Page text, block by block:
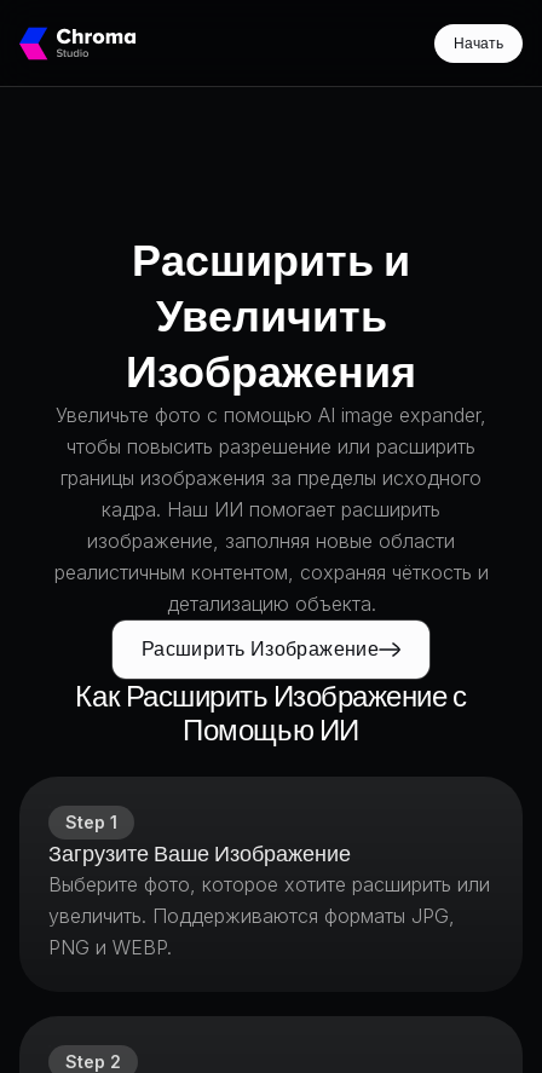
Начать
Расширить и
Увеличить
Изображения
Увеличьте фото с помощью AI image expander,
чтобы повысить разрешение или расширить
границы изображения за пределы исходного
кадра. Наш ИИ помогает расширить
изображение, заполняя новые области
реалистичным контентом, сохраняя чёткость и
детализацию объекта.
Расширить Изображение
Как Расширить Изображение с
Помощью ИИ
Step 1
Загрузите Ваше Изображение
Выберите фото, которое хотите расширить или
увеличить. Поддерживаются форматы JPG,
PNG и WEBP.
Step 2